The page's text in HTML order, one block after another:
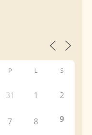
P L S
31 1 2
7 8 9